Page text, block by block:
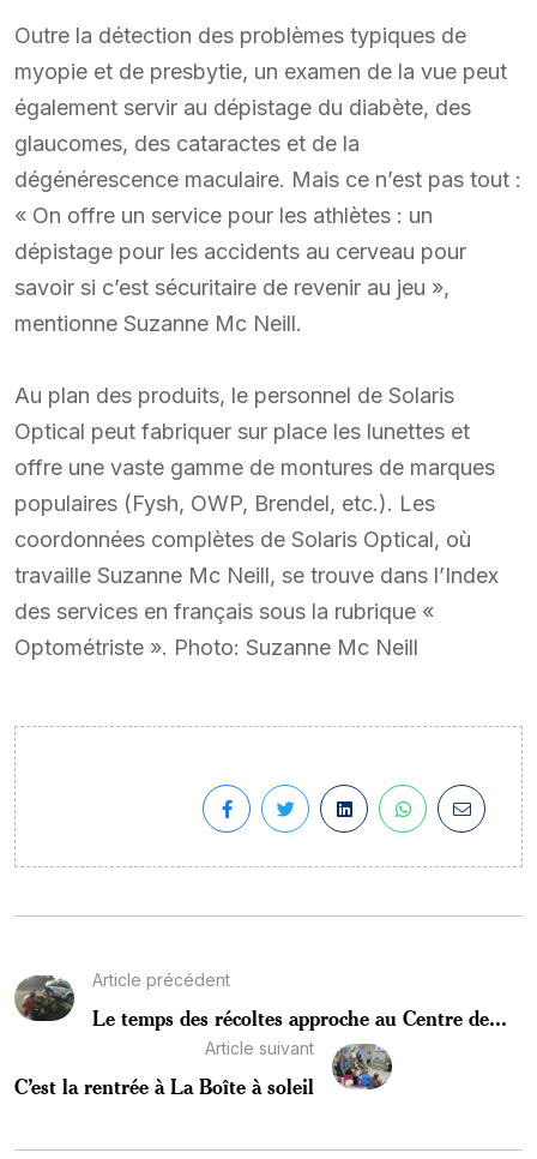
Outre la détection des problèmes typiques de
myopie et de presbytie, un examen de la vue peut
également servir au dépistage du diabète, des
glaucomes, des cataractes et de la
dégénérescence maculaire. Mais ce n’est pas tout :
« On offre un service pour les athlètes : un
dépistage pour les accidents au cerveau pour
savoir si c’est sécuritaire de revenir au jeu »,
mentionne Suzanne Mc Neill.
Au plan des produits, le personnel de Solaris
Optical peut fabriquer sur place les lunettes et
offre une vaste gamme de montures de marques
populaires (Fysh, OWP, Brendel, etc.). Les
coordonnées complètes de Solaris Optical, où
travaille Suzanne Mc Neill, se trouve dans l’Index
des services en français sous la rubrique «
Optométriste ». Photo: Suzanne Mc Neill
Article précédent
Le temps des récoltes approche au Centre de...
Article suivant
C’est la rentrée à La Boîte à soleil